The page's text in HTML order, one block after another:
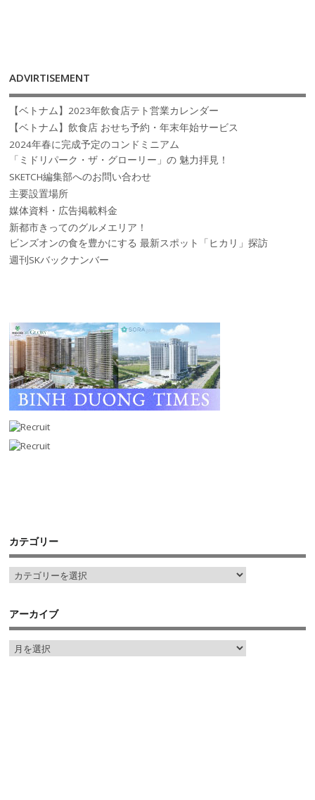
ADVIRTISEMENT
【ベトナム】2023年飲食店テト営業カレンダー
【ベトナム】飲食店 おせち予約・年末年始サービス
2024年春に完成予定のコンドミニアム
「ミドリパーク・ザ・グローリー」の 魅力拝見！
SKETCH編集部へのお問い合わせ
主要設置場所
媒体資料・広告掲載料金
新都市きってのグルメエリア！
ビンズオンの食を豊かにする 最新スポット「ヒカリ」探訪
週刊SKバックナンバー
カテゴリー
アーカイブ